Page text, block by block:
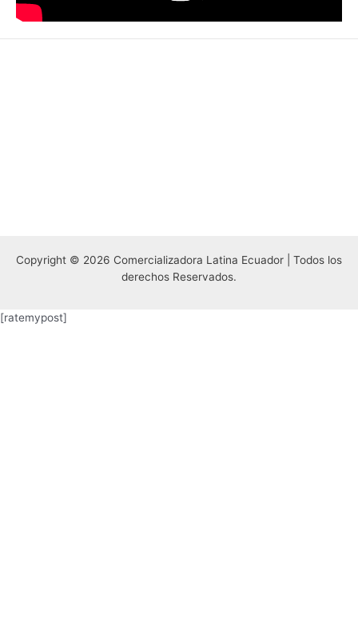
Copyright © 2026 Comercializadora Latina Ecuador | Todos los
derechos Reservados.
[ratemypost]